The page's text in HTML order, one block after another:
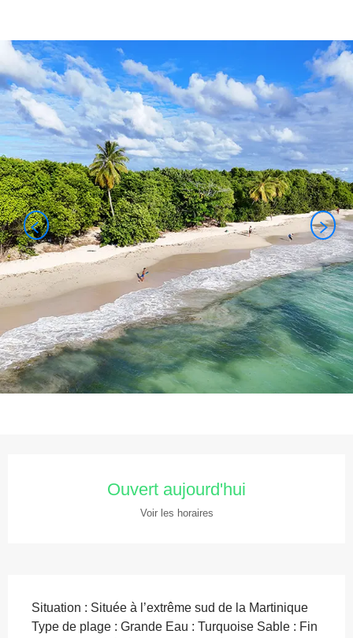
Ouvert aujourd'hui
Voir les horaires
Situation : Située à l’extrême sud de la Martinique
Type de plage : Grande Eau : Turquoise Sable : Fin